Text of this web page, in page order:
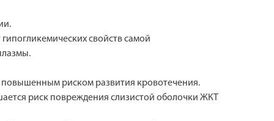
свойств самой
повышенным риском развития кровотечения.
риск повреждения слизистой оболочки ЖКТ